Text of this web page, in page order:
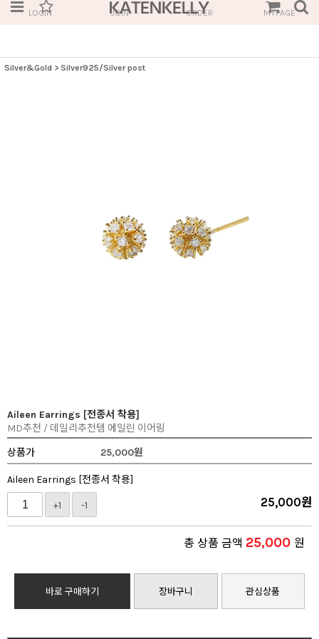
LOGIN JOIN ORDER MYPAGE
Silver&Gold > Silver925/Silver post
Aileen Earrings [전종서 착용]
MD추천 / 데일리추천템 에일린 이어링
상품가
25,000원
Aileen Earrings [전종서 착용]
+1 -1 25,000원
총 상품 금액 25,000 원
바로 구매하기 장바구니 관심상품